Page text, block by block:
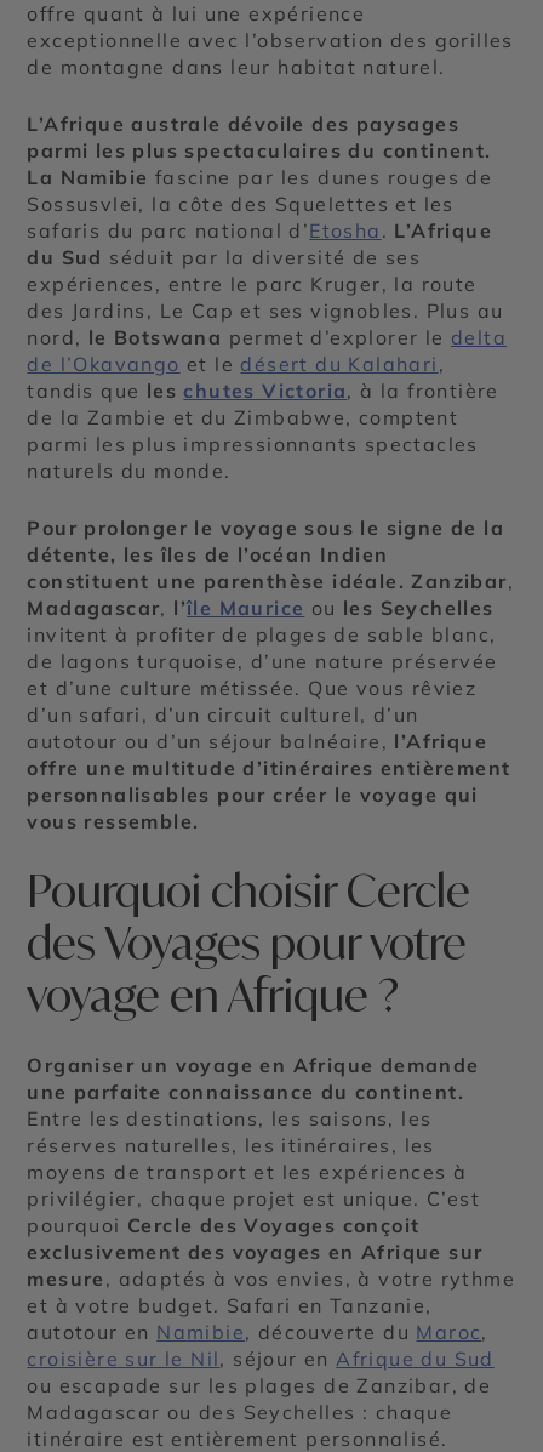
offre quant à lui une expérience
exceptionnelle avec l’observation des gorilles
de montagne dans leur habitat naturel.
L’Afrique australe dévoile des paysages
parmi les plus spectaculaires du continent.
La Namibie fascine par les dunes rouges de
Sossusvlei, la côte des Squelettes et les
safaris du parc national d’Etosha . L’Afrique
du Sud séduit par la diversité de ses
expériences, entre le parc Kruger, la route
des Jardins, Le Cap et ses vignobles. Plus au
nord, le Botswana permet d’explorer le delta
de l’Okavango et le désert du Kalahari ,
tandis que les chutes Victoria, à la frontière
de la Zambie et du Zimbabwe, comptent
parmi les plus impressionnants spectacles
naturels du monde.
Pour prolonger le voyage sous le signe de la
détente, les îles de l’océan Indien
constituent une parenthèse idéale. Zanzibar,
Madagascar, l’île Maurice ou les Seychelles
invitent à profiter de plages de sable blanc,
de lagons turquoise, d’une nature préservée
et d’une culture métissée. Que vous rêviez
d’un safari, d’un circuit culturel, d’un
autotour ou d’un séjour balnéaire, l’Afrique
offre une multitude d’itinéraires entièrement
personnalisables pour créer le voyage qui
vous ressemble.
Pourquoi choisir Cercle
des Voyages pour votre
voyage en Afrique ?
Organiser un voyage en Afrique demande
une parfaite connaissance du continent.
Entre les destinations, les saisons, les
réserves naturelles, les itinéraires, les
moyens de transport et les expériences à
privilégier, chaque projet est unique. C’est
pourquoi Cercle des Voyages conçoit
exclusivement des voyages en Afrique sur
mesure , adaptés à vos envies, à votre rythme
et à votre budget. Safari en Tanzanie,
autotour en Namibie, découverte du Maroc,
croisière sur le Nil, séjour en Afrique du Sud
ou escapade sur les plages de Zanzibar, de
Madagascar ou des Seychelles : chaque
itinéraire est entièrement personnalisé.